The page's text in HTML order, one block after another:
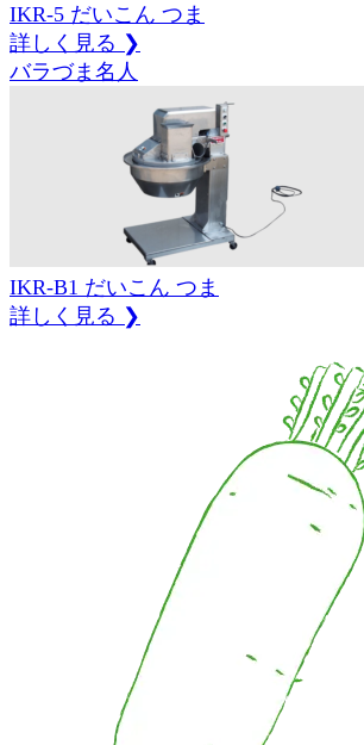
IKR-5 だいこん つま
詳しく見る ❯
バラづま名人
IKR-B1 だいこん つま
詳しく見る ❯